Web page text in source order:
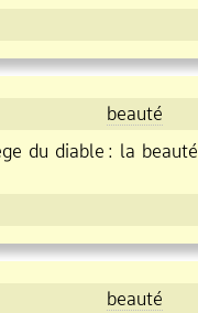
beauté
du diable : la beauté
beauté